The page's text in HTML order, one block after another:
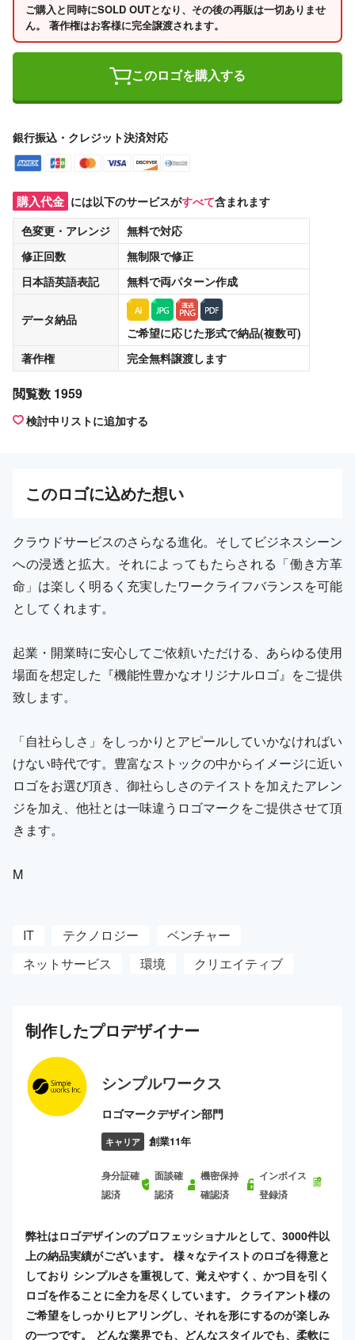
ご購入と同時にSOLD OUTとなり、その後の再販は一切ありませ
ん。 著作権はお客様に完全譲渡されます。
このロゴを購入する
銀行振込・クレジット決済対応
購入代金 には以下のサービスがすべて含まれます
色変更・アレンジ
無料で対応
修正回数
無制限で修正
日本語英語表記
無料で両パターン作成
データ納品
ご希望に応じた形式で納品(複数可)
著作権
完全無料譲渡します
閲覧数 1959
検討中リストに追加する
このロゴに込めた想い
クラウドサービスのさらなる進化。そしてビジネスシーン
への浸透と拡大。それによってもたらされる「働き方革
命」は楽しく明るく充実したワークライフバランスを可能
としてくれます。
起業・開業時に安心してご依頼いただける、あらゆる使用
場面を想定した『機能性豊かなオリジナルロゴ』をご提供
致します。
「自社らしさ」をしっかりとアピールしていかなければい
けない時代です。豊富なストックの中からイメージに近い
ロゴをお選び頂き、御社らしさのテイストを加えたアレン
ジを加え、他社とは一味違うロゴマークをご提供させて頂
きます。
M
IT テクノロジー
ベンチャー
ネットサービス
環境 クリエイティブ
制作したプロデザイナー
シンプルワークス
ロゴマークデザイン部門
キャリア 創業11年
身分証確
認済
面談確
認済
機密保持
確認済
インボイス
登録済
弊社はロゴデザインのプロフェッショナルとして、3000件以
上の納品実績がございます。 様々なテイストのロゴを得意と
しており シンプルさを重視して、覚えやすく、かつ目を引く
ロゴを作ることに全力を尽くしています。 クライアント様の
ご希望をしっかりヒアリングし、それを形にするのが楽しみ
の一つです。 どんな業界でも、どんなスタイルでも、柔軟に